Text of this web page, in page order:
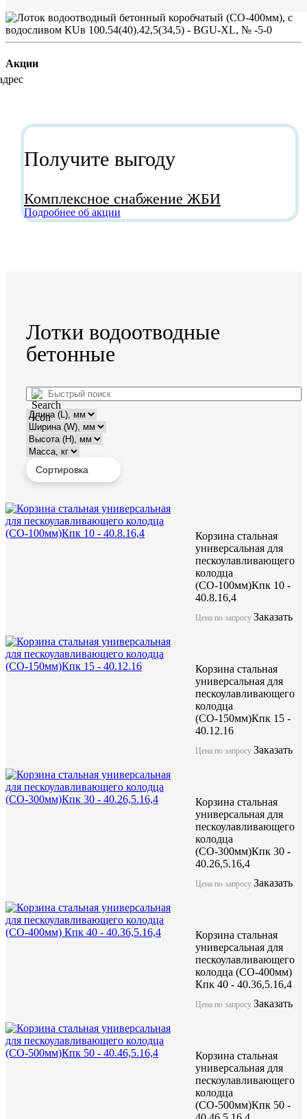
Акции
Получите выгоду
Комплексное снабжение ЖБИ
Подробнее об акции
Лотки водоотводные
бетонные
Корзина стальная
универсальная для
пескоулавливающего
колодца
(СО-100мм)Кпк 10 -
40.8.16,4
Цена по запросу Заказать
Корзина стальная
универсальная для
пескоулавливающего
колодца
(СО-150мм)Кпк 15 -
40.12.16
Цена по запросу Заказать
Корзина стальная
универсальная для
пескоулавливающего
колодца
(СО-300мм)Кпк 30 -
40.26,5.16,4
Цена по запросу Заказать
Корзина стальная
универсальная для
пескоулавливающего
колодца (СО-400мм)
Кпк 40 - 40.36,5.16,4
Цена по запросу Заказать
Корзина стальная
универсальная для
пескоулавливающего
колодца
(СО-500мм)Кпк 50 -